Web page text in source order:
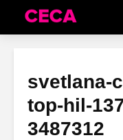
svetlana-
top-hil-
3487312